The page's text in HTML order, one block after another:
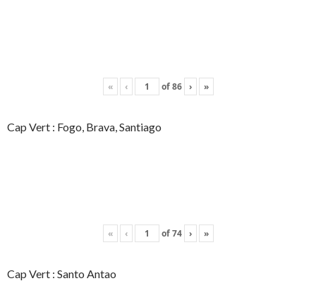
« ‹ of86 › »
Cap Vert : Fogo, Brava, Santiago
« ‹ of74 › »
Cap Vert : Santo Antao